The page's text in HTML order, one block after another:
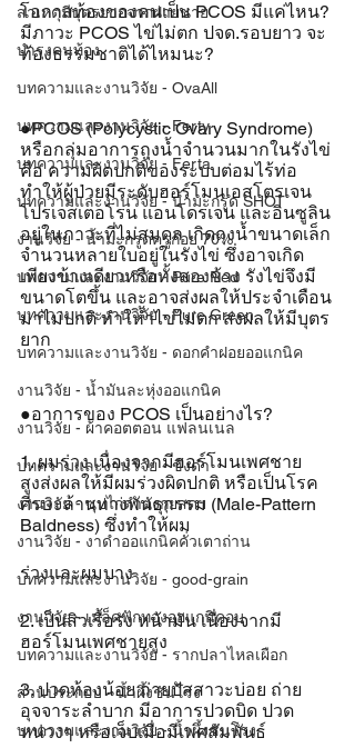
สาเหตุมีบุตรยากจากฝ่ายชาย
บำรุงคนท้อง
บทความและงานวิจัย - OvaAll
บทความและงานวิจัย - Ferty
บทความและงานวิจัย - Ferta
บทความและงานวิจัย - น้ำมะกรูด SHOT
งานวิจัย - น้ำมะกรูดครูก้อย 70%
บทความและงานวิจัย - Pure Red
บทความและงานวิจัย - Pure Green
บทความและงานวิจัย - ดอกคำฝอยออแกนิค
งานวิจัย - น้ำมันละหุ่งออแกนิค
งานวิจัย - ผ้าคอตตอน แฟลนเนล
บทความและงานวิจัย - ขิงดำ
งานวิจัย - ซุปไก่ดำตังกุยสดฯ
งานวิจัย - งาดำออแกนิคคั่วเตาถ่าน
บทความและงานวิจัย - good-grain
งานวิจัย - เมล็ดฟักทองออแกนิคอบ
บทความและงานวิจัย - รากปลาไหลเผือก
ส่วนประกอบ - น้ำผึ้งชันโรง
บทความและงานวิจัย - น้ำผึ้งชันโรง
โอกาสท้องของคนเป็น PCOS มีแค่ไหน?
มีภาวะ PCOS ไข่ไม่ตก ปจด.รอบยาว จะ
ท้องธรรมชาติได้ไหมนะ?
●PCOS (Polycystic Ovary Syndrome)
หรือกลุ่มอาการถุงน้ำจำนวนมากในรังไข่
คือ ความผิดปกติของระบบต่อมไร้ท่อ
ทำให้ผู้ป่วยมีระดับฮอร์โมนเอสโตรเจน
โปรเจสเตอโรน แอนโดรเจน และอินซูลิน
อยู่ในภาวะที่ไม่สมดุล เกิดถุงน้ำขนาดเล็ก
จำนวนหลายใบอยู่ในรังไข่ ซึ่งอาจเกิด
เพียงข้างเดียวหรือทั้งสองข้าง รังไข่จึงมี
ขนาดโตขึ้น และอาจส่งผลให้ประจำเดือน
มาไม่ปกติ ทำให้ำไข่ไม่ตก ส่งผลให้มีบุตร
ยาก
●อาการของ PCOS เป็นอย่างไร?
1. ผมร่วง เนื่องจากมีฮอร์โมนเพศชาย
สูงส่งผลให้มีผมร่วงผิดปกติ หรือเป็นโรค
ศีรษะล้านทางพันธุกรรม (Male-Pattern
Baldness) ซึ่งทำให้ผม
ร่วงและผมบาง
2. เป็นสิวเรื้อรัง หน้ามัน เนื่องจากมี
ฮอร์โมนเพศชายสูง
3. ปวดท้องน้อย ถ่ายปัสสาวะบ่อย ถ่าย
อุจจาระลำบาก มีอาการปวดบิด ปวด
หน่วงๆ หรือเจ็บเมื่อมีเพศสัมพันธ์